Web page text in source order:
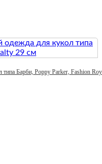
типа Барби, Poppy Parker, Fashion